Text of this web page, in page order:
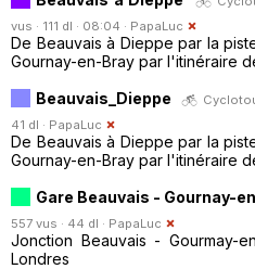
vus · 111 dl · 08:04 · PapaLuc
De Beauvais à Dieppe par la
Gournay-en-Bray par l'itinéraire
Beauvais_Dieppe
41 dl · PapaLuc
De Beauvais à Dieppe par la
Gournay-en-Bray par l'itinéraire
Gare Beauvais - Gournay-
557 vus · 44 dl · PapaLuc
Jonction Beauvais - Gourmay-
Londres